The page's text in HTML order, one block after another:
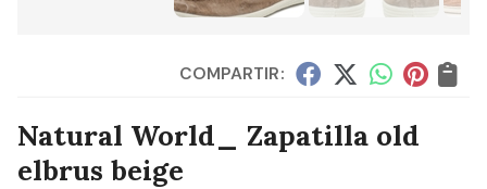
COMPARTIR:
Natural World_ Zapatilla old
elbrus beige